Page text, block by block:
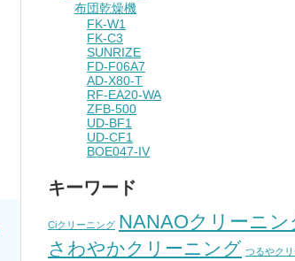
布団乾燥機
FK-W1
FK-C3
SUNRIZE
FD-F06A7
AD-X80-T
RF-EA20-WA
ZFB-500
UD-BF1
UD-CF1
BOE047-IV
キーワード
Ciクリーニング NANAOクリーニン
さわやかクリーニング つるやクリ